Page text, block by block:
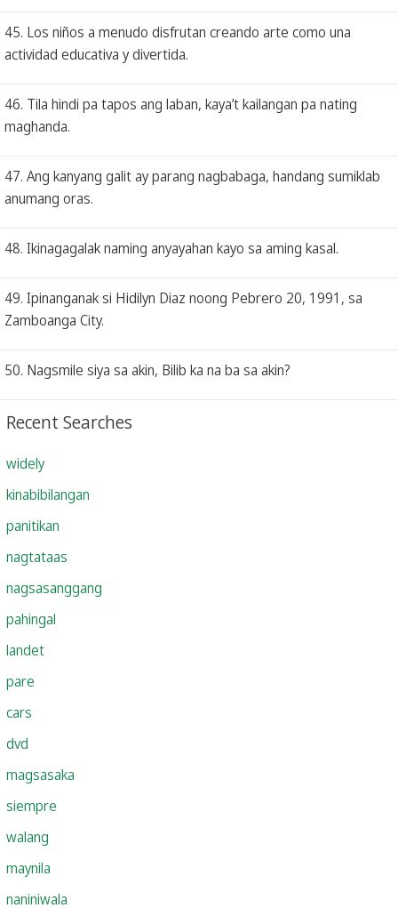
45. Los niños a menudo disfrutan creando arte como una
actividad educativa y divertida.
46. Tila hindi pa tapos ang laban, kaya’t kailangan pa nating
maghanda.
47. Ang kanyang galit ay parang nagbabaga, handang sumiklab
anumang oras.
48. Ikinagagalak naming anyayahan kayo sa aming kasal.
49. Ipinanganak si Hidilyn Diaz noong Pebrero 20, 1991, sa
Zamboanga City.
50. Nagsmile siya sa akin, Bilib ka na ba sa akin?
Recent Searches
widely
kinabibilangan
panitikan
nagtataas
nagsasanggang
pahingal
landet
pare
cars
dvd
magsasaka
siempre
walang
maynila
naniniwala